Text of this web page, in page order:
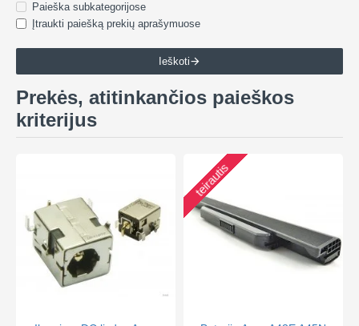
Paieška subkategorijose
Įtraukti paiešką prekių aprašymuose
Ieškoti
Prekės, atitinkančios paieškos
kriterijus
teirautis